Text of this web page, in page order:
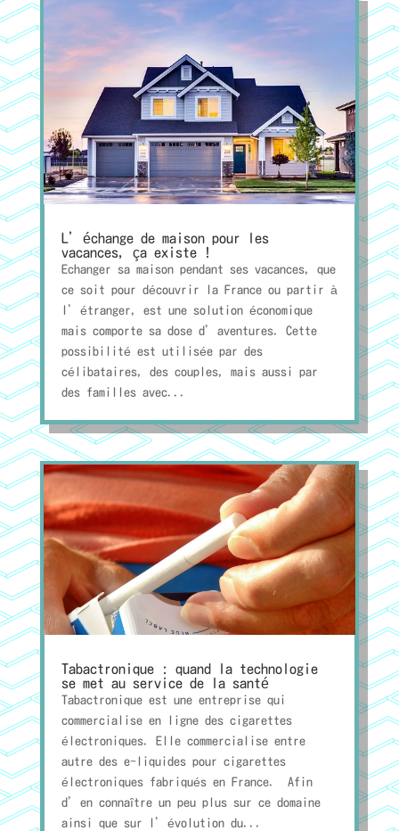
L’échange de maison pour les
vacances, ça existe !
Echanger sa maison pendant ses vacances, que
ce soit pour découvrir la France ou partir à
l’étranger, est une solution économique
mais comporte sa dose d’aventures. Cette
possibilité est utilisée par des
célibataires, des couples, mais aussi par
des familles avec...
Tabactronique : quand la technologie
se met au service de la santé
Tabactronique est une entreprise qui
commercialise en ligne des cigarettes
électroniques. Elle commercialise entre
autre des e-liquides pour cigarettes
électroniques fabriqués en France. Afin
d’en connaître un peu plus sur ce domaine
ainsi que sur l’évolution du...